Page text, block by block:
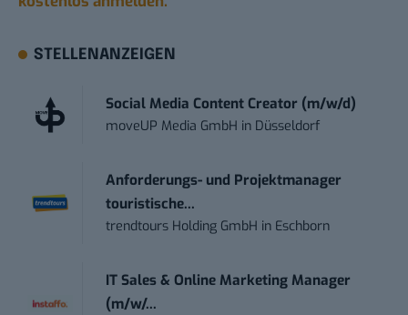
STELLENANZEIGEN
Social Media Content Creator (m/w/d)
moveUP Media GmbH in Düsseldorf
Anforderungs- und Projektmanager
touristische...
trendtours Holding GmbH in Eschborn
IT Sales & Online Marketing Manager
(m/w/...